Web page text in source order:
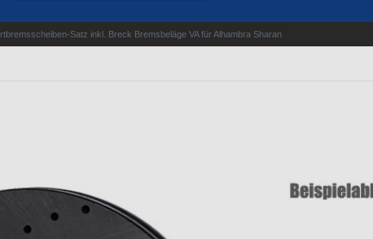
Satz inkl. Breck Bremsbeläge VA für Alhambra Sharan